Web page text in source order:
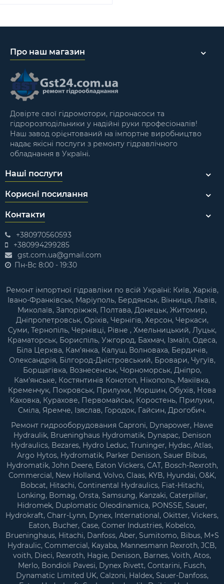
Про наш магазин
Довірте свої гідромотори, гідронасоси та
гідророзподільники у надійні руки професіоналів!
Наш завод орієнтований на імпортне виробництво
надає якісні послуги з ремонту гідравлічного
обладнання в Україні.
Наші послуги
Корисні посилання
Контакти
+380970560593
+380994299285
gst.com.ua@gmail.com
Пн-Вс 8:00 - 19:30
Ремонт імпортної гідравліки по всій Україні: Київ, Харків,
Івано-Франківськ, Маріуполь, Бердянськ, Вінниця, Львів,
Миколаїв, Запоріжжя, Полтава, Донецьк, Житомир,
Дніпропетровськ, Оріхів, Чернігів, Херсон, Черкаси,
Суми, Тернопіль, Чернівці, Рівне , Хмельницький, Луцьк,
Краматорськ, Бориспіль, Ужгород, Бахмач, Ізмаїл, Одеса,
Біла Церква, Кам'янка, Калуш, Волноваха, Бердичів,
Олександрія, Білгород-Дністровський, Бровари, Чугуїв,
Борщагівка, Вознесенськ, Чорноморськ, Дніпро,
Кам'янське, Костянтинів Конотоп, Нікополь, Макіївка,
Кременчук, Покровськ, Прилуки, Моршин, Обухів, Нова
Каховка, Курахове, Первомайськ, Коростень, Прилуки,
Сміла, Яремче, Ізяслав, Городок, Гайсин, Дрогобич.
Ремонт гидрооборудования Caproni, Dynapower, Hawe
Hydraulik, Brueninghaus Hydromatik, Dynapac, Denison
Hydraulics, Bezares, Hydro Leduc, Truninger, Hydac, Atlas,
Argo Hytos, Hydromatik, Parker Denison, Sauer Bibus,
Hydromatik, John Deere, Eaton Vickers, CAT, Bosch-Rexroth,
Commercial, New Holland, Volvo, Claas, KYB, Hyundai, O&K,
Bobcat, Hitachi, Continental Hydraulics, Fiat-Hitachi,
Lonking, Bomag, Orsta, Samsung, Kanzaki, Caterpillar,
Hidromek, Duplomatic Oleodinamica, PONSSE, Sauer,
Hydrokraft, Charr-Lynn, Dynex, International, Okitter, Vickers,
Eaton, Bucher, Case, Comer Industries, Kobelco,
Brueninghaus, Hitachi, Danfoss, Aber, Sumitomo, Bibus, M+S
Hydraulic, Commercial, Kayaba, Mannesmann Rexroth, JCB,
voith, Dieci, Rexroth, Hagie, Denison, Barnes, Voith, Atos,
Merlo, Bondioli Pavesi, Dynex Rivett, Contarini, Fusch,
Dynamatic Limited UK, Calzoni, Haldex, Sauer-Danfoss,